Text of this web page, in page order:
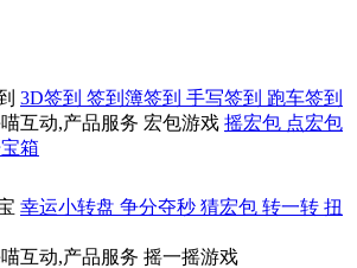
3D签到 签到簿签到 手写签到 跑车签到
宏包游戏 摇宏包 点宏包
箱
幸运小转盘 争分夺秒 猜宏包 转一转 扭
摇一摇游戏